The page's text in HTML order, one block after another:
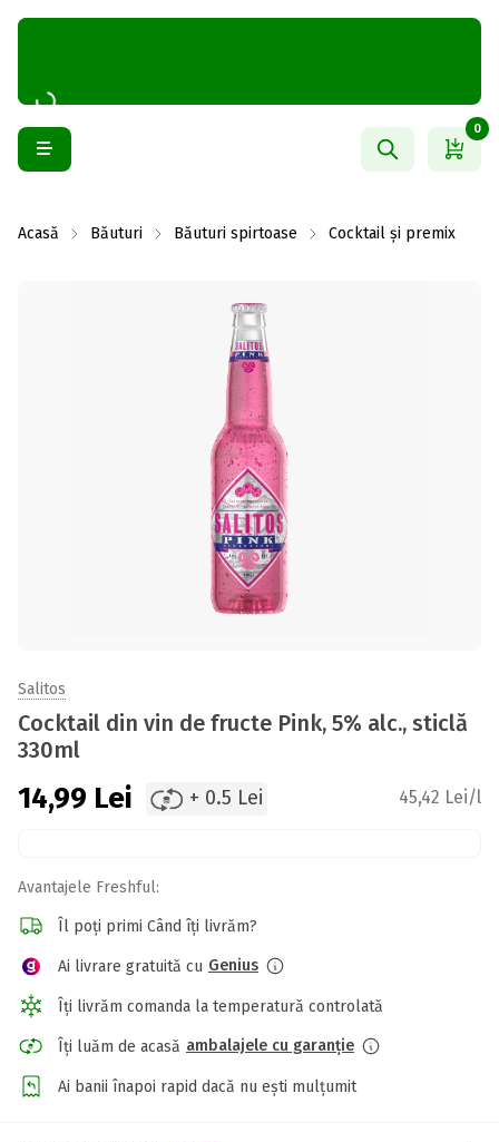
0
Acasă Băuturi Băuturi spirtoase Cocktail și premix
Salitos
Cocktail din vin de fructe Pink, 5% alc., sticlă
330ml
14,99 Lei + 0.5 Lei 45,42 Lei/l
Avantajele Freshful:
Îl poți primi Când îți livrăm?
Ai livrare gratuită cu Genius
Îți livrăm comanda la temperatură controlată
Îți luăm de acasă ambalajele cu garanție
Ai banii înapoi rapid dacă nu ești mulțumit